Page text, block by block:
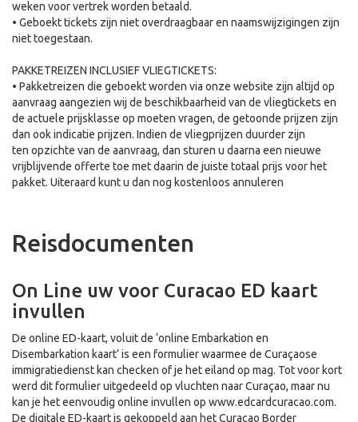
weken voor vertrek worden betaald.
• Geboekt tickets zijn niet overdraagbaar en naamswijzigingen zijn
niet toegestaan.
PAKKETREIZEN INCLUSIEF VLIEGTICKETS:
• Pakketreizen die geboekt worden via onze website zijn altijd op
aanvraag aangezien wij de beschikbaarheid van de vliegtickets en
de actuele prijsklasse op moeten vragen, de getoonde prijzen zijn
dan ook indicatie prijzen. Indien de vliegprijzen duurder zijn
ten opzichte van de aanvraag, dan sturen u daarna een nieuwe
vrijblijvende offerte toe met daarin de juiste totaal prijs voor het
pakket. Uiteraard kunt u dan nog kostenloos annuleren
Reisdocumenten
On Line uw voor Curacao ED kaart
invullen
De online ED-kaart, voluit de ‘online Embarkation en
Disembarkation kaart’ is een formulier waarmee de Curaçaose
immigratiedienst kan checken of je het eiland op mag. Tot voor kort
werd dit formulier uitgedeeld op vluchten naar Curaçao, maar nu
kan je het eenvoudig online invullen op www.edcardcuracao.com.
De digitale ED-kaart is gekoppeld aan het Curaçao Border